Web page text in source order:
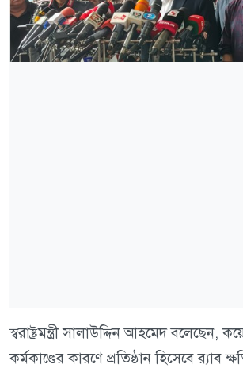
স্বরাষ্ট্রমন্ত্রী সালাউদ্দিন আহমেদ বলেছেন,
কর্মকাণ্ডের কারণে প্রতিষ্ঠান হিসেবে র‍্যাব